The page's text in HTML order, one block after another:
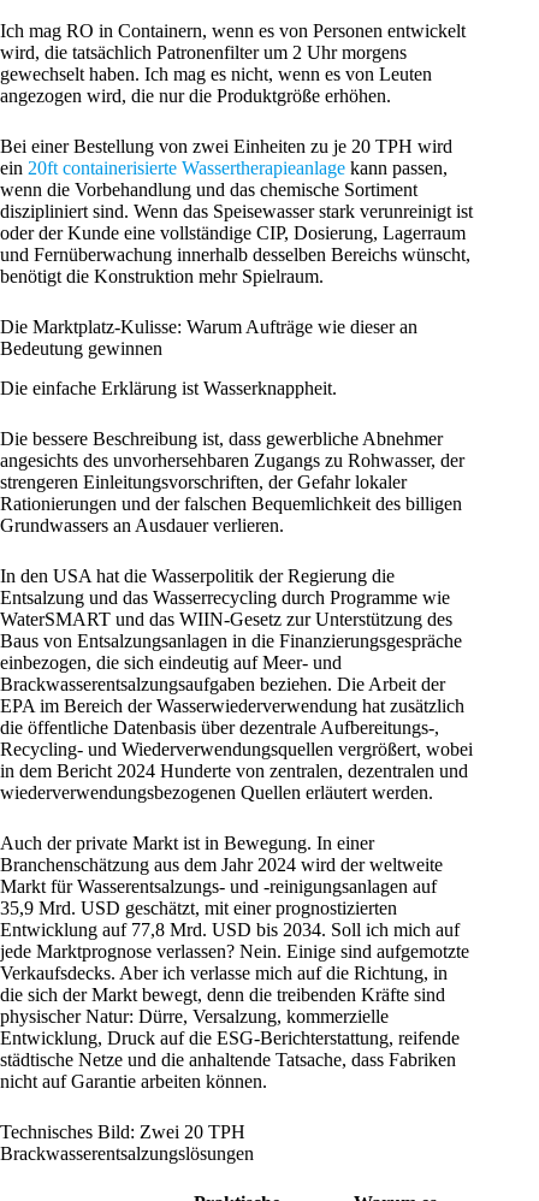
Ich mag RO in Containern, wenn es von Personen entwickelt
wird, die tatsächlich Patronenfilter um 2 Uhr morgens
gewechselt haben. Ich mag es nicht, wenn es von Leuten
angezogen wird, die nur die Produktgröße erhöhen.
Bei einer Bestellung von zwei Einheiten zu je 20 TPH wird
ein 20ft containerisierte Wassertherapieanlage kann passen,
wenn die Vorbehandlung und das chemische Sortiment
diszipliniert sind. Wenn das Speisewasser stark verunreinigt ist
oder der Kunde eine vollständige CIP, Dosierung, Lagerraum
und Fernüberwachung innerhalb desselben Bereichs wünscht,
benötigt die Konstruktion mehr Spielraum.
Die Marktplatz-Kulisse: Warum Aufträge wie dieser an
Bedeutung gewinnen
Die einfache Erklärung ist Wasserknappheit.
Die bessere Beschreibung ist, dass gewerbliche Abnehmer
angesichts des unvorhersehbaren Zugangs zu Rohwasser, der
strengeren Einleitungsvorschriften, der Gefahr lokaler
Rationierungen und der falschen Bequemlichkeit des billigen
Grundwassers an Ausdauer verlieren.
In den USA hat die Wasserpolitik der Regierung die
Entsalzung und das Wasserrecycling durch Programme wie
WaterSMART und das WIIN-Gesetz zur Unterstützung des
Baus von Entsalzungsanlagen in die Finanzierungsgespräche
einbezogen, die sich eindeutig auf Meer- und
Brackwasserentsalzungsaufgaben beziehen. Die Arbeit der
EPA im Bereich der Wasserwiederverwendung hat zusätzlich
die öffentliche Datenbasis über dezentrale Aufbereitungs-,
Recycling- und Wiederverwendungsquellen vergrößert, wobei
in dem Bericht 2024 Hunderte von zentralen, dezentralen und
wiederverwendungsbezogenen Quellen erläutert werden.
Auch der private Markt ist in Bewegung. In einer
Branchenschätzung aus dem Jahr 2024 wird der weltweite
Markt für Wasserentsalzungs- und -reinigungsanlagen auf
35,9 Mrd. USD geschätzt, mit einer prognostizierten
Entwicklung auf 77,8 Mrd. USD bis 2034. Soll ich mich auf
jede Marktprognose verlassen? Nein. Einige sind aufgemotzte
Verkaufsdecks. Aber ich verlasse mich auf die Richtung, in
die sich der Markt bewegt, denn die treibenden Kräfte sind
physischer Natur: Dürre, Versalzung, kommerzielle
Entwicklung, Druck auf die ESG-Berichterstattung, reifende
städtische Netze und die anhaltende Tatsache, dass Fabriken
nicht auf Garantie arbeiten können.
Technisches Bild: Zwei 20 TPH
Brackwasserentsalzungslösungen